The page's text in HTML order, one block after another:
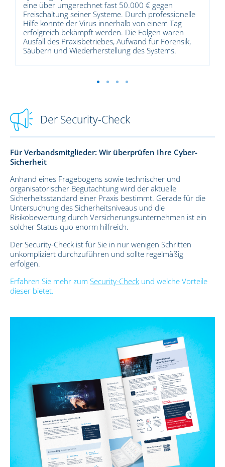
Folge.
Der Security-Check
Für Verbandsmitglieder: Wir überprüfen Ihre Cyber-
Sicherheit
Anhand eines Fragebogens sowie technischer und
organisatorischer Begutachtung wird der aktuelle
Sicherheitsstandard einer Praxis bestimmt. Gerade für die
Untersuchung des Sicherheitsniveaus und die
Risikobewertung durch Versicherungsunternehmen ist ein
solcher Status quo enorm hilfreich.
Der Security-Check ist für Sie in nur wenigen Schritten
unkompliziert durchzuführen und sollte regelmäßig
erfolgen.
Erfahren Sie mehr zum Security-Check und welche Vorteile
dieser bietet.